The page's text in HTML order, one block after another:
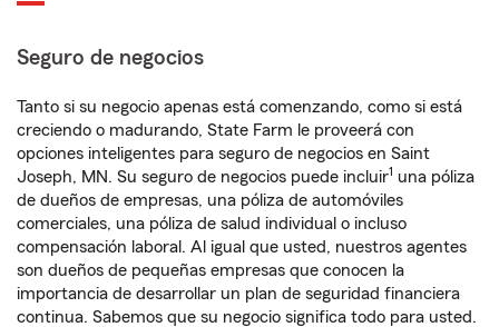
Seguro de negocios
Tanto si su negocio apenas está comenzando, como si está
creciendo o madurando, State Farm le proveerá con
opciones inteligentes para seguro de negocios en Saint
Joseph, MN. Su seguro de negocios puede incluir1 una póliza
de dueños de empresas, una póliza de automóviles
comerciales, una póliza de salud individual o incluso
compensación laboral. Al igual que usted, nuestros agentes
son dueños de pequeñas empresas que conocen la
importancia de desarrollar un plan de seguridad financiera
continua. Sabemos que su negocio significa todo para usted.